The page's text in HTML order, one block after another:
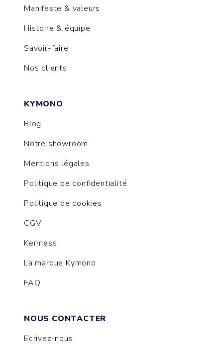
Manifeste & valeurs
Histoire & équipe
Savoir-faire
Nos clients
KYMONO
Blog
Notre showroom
Mentions légales
Politique de confidentialité
Politique de cookies
CGV
Kermess
La marque Kymono
FAQ
NOUS CONTACTER
Ecrivez-nous